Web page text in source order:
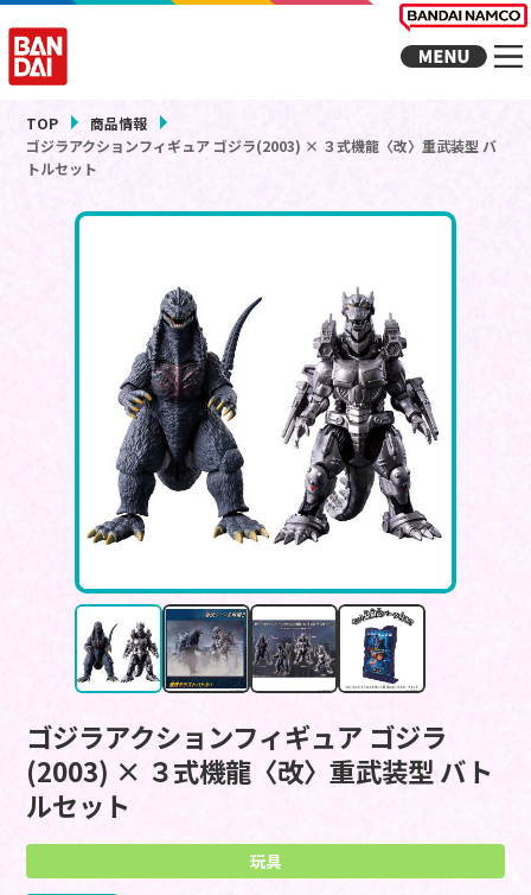
TOP
商品情報
ゴジラアクションフィギュア ゴジラ(2003) × ３式機龍〈改〉重武装型 バ
トルセット
ゴジラアクションフィギュア ゴジラ
(2003) × ３式機龍〈改〉重武装型 バト
ルセット
玩具